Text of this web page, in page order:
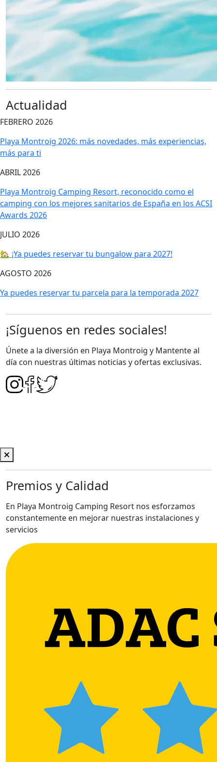
Actualidad
FEBRERO 2026
Playa Montroig 2026: más novedades, más experiencias,
más para ti
ABRIL 2026
Playa Montroig Camping Resort, reconocido como el
camping con los mejores sanitarios de España en los ACSI
Awards 2026
JULIO 2026
🏡 ¡Ya puedes reservar tu bungalow para 2027!
AGOSTO 2026
Ya puedes reservar tu parcela para la temporada 2027
¡Síguenos en redes sociales!
Únete a la diversión en Playa Montroig y Mantente al
día con nuestras últimas noticias y ofertas exclusivas.
Premios y Calidad
En Playa Montroig Camping Resort nos esforzamos
constantemente en mejorar nuestras instalaciones y
servicios